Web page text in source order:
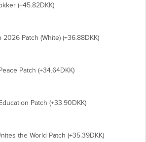
(+45.82DKK)
2026 Patch (White) (+36.88DKK)
Patch (+34.64DKK)
Patch (+33.90DKK)
the World Patch (+35.39DKK)